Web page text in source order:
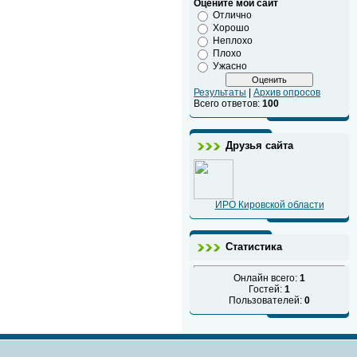
Оцените мой сайт
Отлично
Хорошо
Неплохо
Плохо
Ужасно
Результаты
Архив опросов
Всего ответов: 100
Друзья сайта
ИРО Кировской области
Статистика
Онлайн всего: 1
Гостей: 1
Пользователей: 0